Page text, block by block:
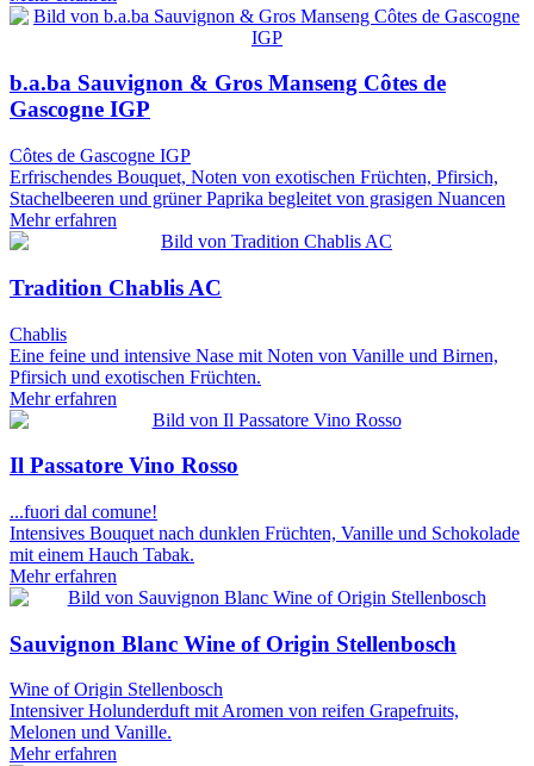
b.a.ba Sauvignon & Gros Manseng Côtes de
Gascogne IGP
Côtes de Gascogne IGP
Erfrischendes Bouquet, Noten von exotischen Früchten, Pfirsich,
Stachelbeeren und grüner Paprika begleitet von grasigen Nuancen
Mehr erfahren
Tradition Chablis AC
Chablis
Eine feine und intensive Nase mit Noten von Vanille und Birnen,
Pfirsich und exotischen Früchten.
Mehr erfahren
Il Passatore Vino Rosso
...fuori dal comune!
Intensives Bouquet nach dunklen Früchten, Vanille und Schokolade
mit einem Hauch Tabak.
Mehr erfahren
Sauvignon Blanc Wine of Origin Stellenbosch
Wine of Origin Stellenbosch
Intensiver Holunderduft mit Aromen von reifen Grapefruits,
Melonen und Vanille.
Mehr erfahren